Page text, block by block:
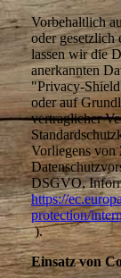
Vorbehaltlich
oder gesetzlich
lassen wir die
anerkannten
"Privacy-
oder auf
vertraglicher
Vorliegens von
DSGVO,
https://
protection/
).
Einsatz von